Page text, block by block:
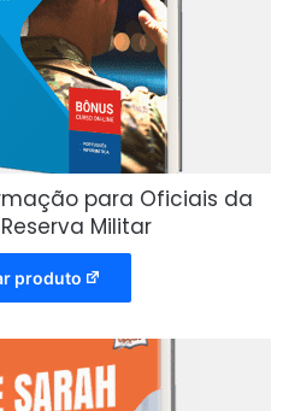
para Oficiais da
Militar
produto